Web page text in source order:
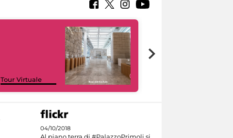
Tour Virtuale
04/10/2018